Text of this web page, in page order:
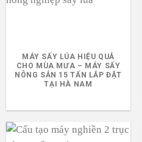
MÁY SẤY LÚA HIỆU QUẢ
CHO MÙA MƯA – MÁY SẤY
NÔNG SẢN 15 TẤN LẮP ĐẶT
TẠI HÀ NAM